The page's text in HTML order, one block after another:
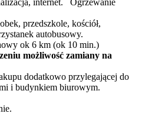
internet. Ogrzewanie
przedszkole, kościół,
autobusowy.
ok 6 km (ok 10 min.)
możliwość zamiany na
dodatkowo przylegającej do
i budynkiem biurowym.